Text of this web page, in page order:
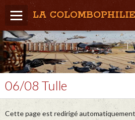
LA
Home
Météo / Het weer
Lâcher / Los
Result. clubs, Provincial, (Inter)National
06/08 Tulle
Cette page est redirigé